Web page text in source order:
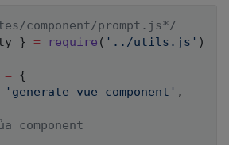
component/prompt.js*/
} = require ( '../utils.js' )
= {
'generate vue component' ,
component